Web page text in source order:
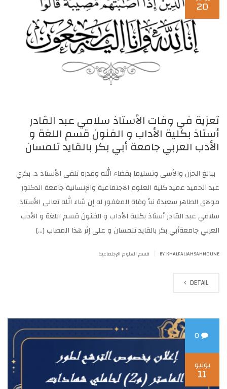
20
تعزية في وفات الأستاذ سلامي عبد القادر
أستاذ بكلية الأداب و الفنون قسم اللغة و
الأدب العربي جامعة أبي بكر بالقايد تلمسان
ببالغ الحزن والأسى وتسليما بقضاء الله وقدره تلقى الأستاذ د. بكري
عبد الحميد عميد كلية العلوم الاجتماعية والإنسانية جامعة الدكتور
مولاي الطاهر سعيدة نبأ وفاة المغفور له إن شاء الله تعالى الأستاذ
سلامي عبد القادر أستاذ بكلية الأداب و الفنون قسم اللغة و الأدب
العربي جامعةأبي بكر بالقايد تلمسان و على إثر هذا المصاب […]
BY KHALFALLAHSAHNOUNE قسم العلوم الإجتماعية
DETAIL
يونيو
11